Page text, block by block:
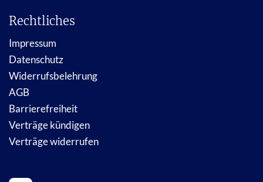
Rechtliches
Impressum
Datenschutz
Widerrufsbelehrung
AGB
Barrierefreiheit
Verträge kündigen
Verträge widerrufen